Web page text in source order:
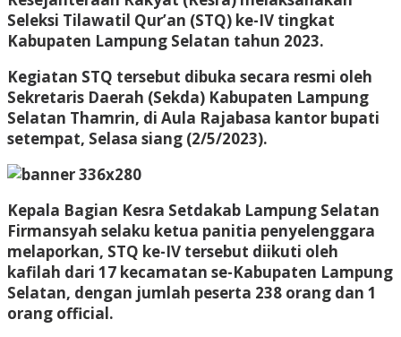
Seleksi Tilawatil Qur’an (STQ) ke-IV tingkat
Kabupaten Lampung Selatan tahun 2023.
Kegiatan STQ tersebut dibuka secara resmi oleh
Sekretaris Daerah (Sekda) Kabupaten Lampung
Selatan Thamrin, di Aula Rajabasa kantor bupati
setempat, Selasa siang (2/5/2023).
Kepala Bagian Kesra Setdakab Lampung Selatan
Firmansyah selaku ketua panitia penyelenggara
melaporkan, STQ ke-IV tersebut diikuti oleh
kafilah dari 17 kecamatan se-Kabupaten Lampung
Selatan, dengan jumlah peserta 238 orang dan 1
orang official.